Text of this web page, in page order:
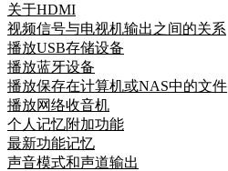
关于HDMI
视频信号与电视机输出之间的关系
播放USB存储设备
播放蓝牙设备
播放保存在计算机或NAS中的文件
播放网络收音机
个人记忆附加功能
最新功能记忆
声音模式和声道输出